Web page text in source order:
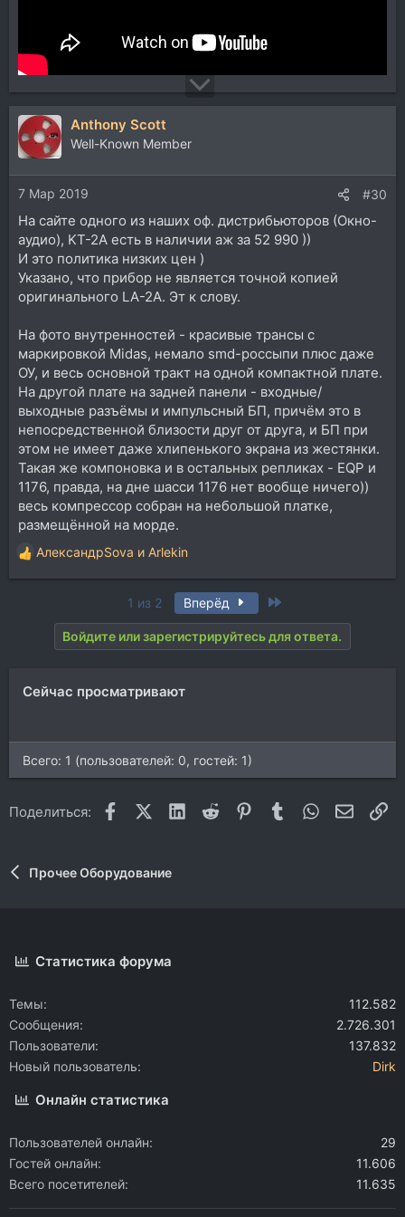
Anthony Scott
Well-Known Member
7 Мар 2019 #30
На сайте одного из наших оф. дистрибьюторов (Окно-
аудио), KT-2A есть в наличии аж за 52 990 ))
И это политика низких цен )
Указано, что прибор не является точной копией
оригинального LA-2A. Эт к слову.
На фото внутренностей - красивые трансы с
маркировкой Midas, немало smd-россыпи плюс даже
ОУ, и весь основной тракт на одной компактной плате.
На другой плате на задней панели - входные/
выходные разъёмы и импульсный БП, причём это в
непосредственной близости друг от друга, и БП при
этом не имеет даже хлипенького экрана из жестянки.
Такая же компоновка и в остальных репликах - EQP и
1176, правда, на дне шасси 1176 нет вообще ничего))
весь компрессор собран на небольшой платке,
размещённой на морде.
Р
е
АлександрSova и Arlekin
1 из 2 Вперёд
Войдите или зарегистрируйтесь для ответа.
Сейчас просматривают
Всего: 1 (пользователей: 0, гостей: 1)
Поделиться: FacebookX (Twitter)
LinkedIn
Reddit Pinterest
Tumblr WhatsApp
Прочее Оборудование
Статистика форума
Темы
112.582
Сообщения
2.726.301
Пользователи
137.832
Новый пользователь
Dirk
Онлайн статистика
Пользователей онлайн
29
Гостей онлайн
11.606
Всего посетителей
11.635